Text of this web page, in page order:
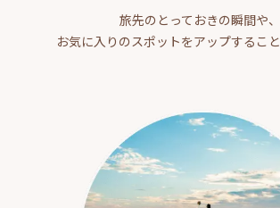
旅先のとっておきの瞬間や、
お気に入りのスポットをアップするこ